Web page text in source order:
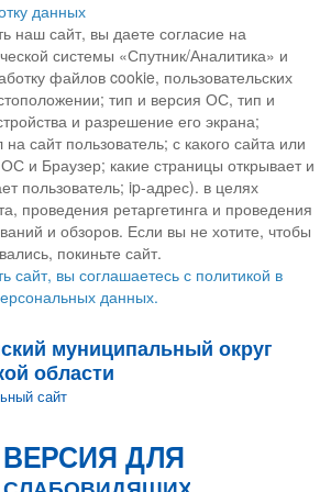
данных
наш сайт, вы даете согласие на
системы «Спутник/Аналитика» и
файлов cookie, пользовательских
тип и версия ОС, тип и
и разрешение его экрана;
сайт пользователь; с какого сайта или
и Браузер; какие страницы открывает и
пользователь; ip-адрес). в целях
проведения ретаргетинга и проведения
и обзоров. Если вы не хотите, чтобы
покиньте сайт.
сайт, вы соглашаетесь с политикой в
данных.